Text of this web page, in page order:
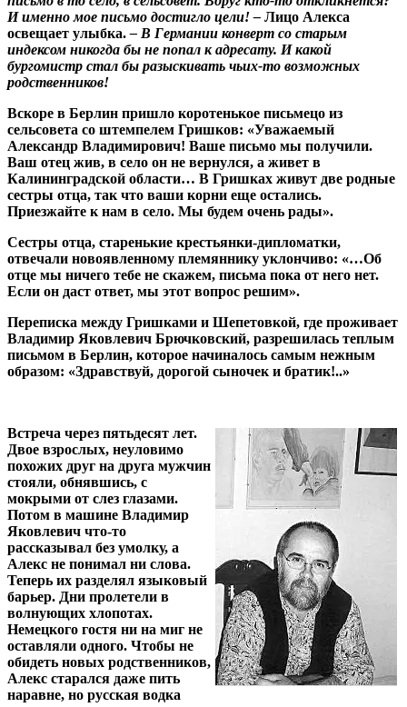
И именно мое письмо достигло цели! – Лицо Алекса
освещает улыбка.– В Германии конверт со старым
индексом никогда бы не попал к адресату. И какой
бургомистр стал бы разыскивать чьих-то возможных
родственников!
Вскоре в Берлин пришло коротенькое письмецо из
сельсовета со штемпелем Гришков: «Уважаемый
Александр Владимирович! Ваше письмо мы получили.
Ваш отец жив, в село он не вернулся, а живет в
Калининградской области… В Гришках живут две родные
сестры отца, так что ваши корни еще остались.
Приезжайте к нам в село. Мы будем очень рады».
Сестры отца, старенькие крестьянки-дипломатки,
отвечали новоявленному племяннику уклончиво: «…Об
отце мы ничего тебе не скажем, письма пока от него нет.
Если он даст ответ, мы этот вопрос решим».
Переписка между Гришками и Шепетовкой, где проживает
Владимир Яковлевич Брючковский, разрешилась теплым
письмом в Берлин, которое начиналось самым нежным
образом: «Здравствуй, дорогой сыночек и братик!..»
Встреча через пятьдесят лет.
Двое взрослых, неуловимо
похожих друг на друга мужчин
стояли, обнявшись, с
мокрыми от слез глазами.
Потом в машине Владимир
Яковлевич что-то
рассказывал без умолку, а
Алекс не понимал ни слова.
Теперь их разделял языковый
барьер. Дни пролетели в
волнующих хлопотах.
Немецкого гостя ни на миг не
оставляли одного. Чтобы не
обидеть новых родственников,
Алекс старался даже пить
наравне, но русская водка